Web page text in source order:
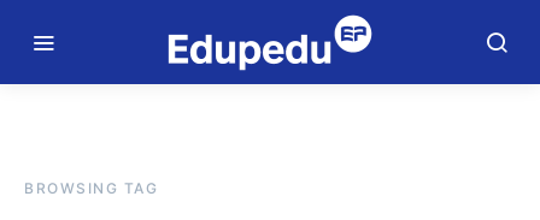
BROWSING TAG